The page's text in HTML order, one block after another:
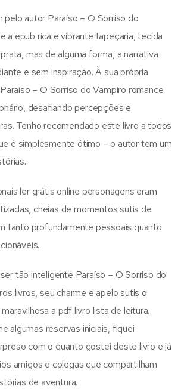
pelo autor Paraíso – O Sorriso do
a epub rica e vibrante tapeçaria, tecida
mas de alguma forma, a narrativa
e sem inspiração. À sua própria
– O Sorriso do Vampiro romance
desafiando percepções e
Tenho recomendado este livro a todos
é simplesmente ótimo – o autor tem um
ler grátis online personagens eram
cheias de momentos sutis de
tanto profundamente pessoais quanto
tão inteligente Paraíso – O Sorriso do
livros, seu charme e apelo sutis o
a pdf livro lista de leitura.
algumas reservas iniciais, fiquei
com o quanto gostei deste livro e já
amigos e colegas que compartilham
de aventura.